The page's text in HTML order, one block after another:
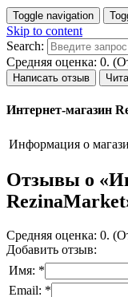
Toggle navigation
Skip to content
Search:
Средняя оценка: 0.
Написать отзыв
Интернет-магазин
Информация о
Отзывы о
Средняя оценка: 0.
Добавить отзыв:
Имя: *
Email: *